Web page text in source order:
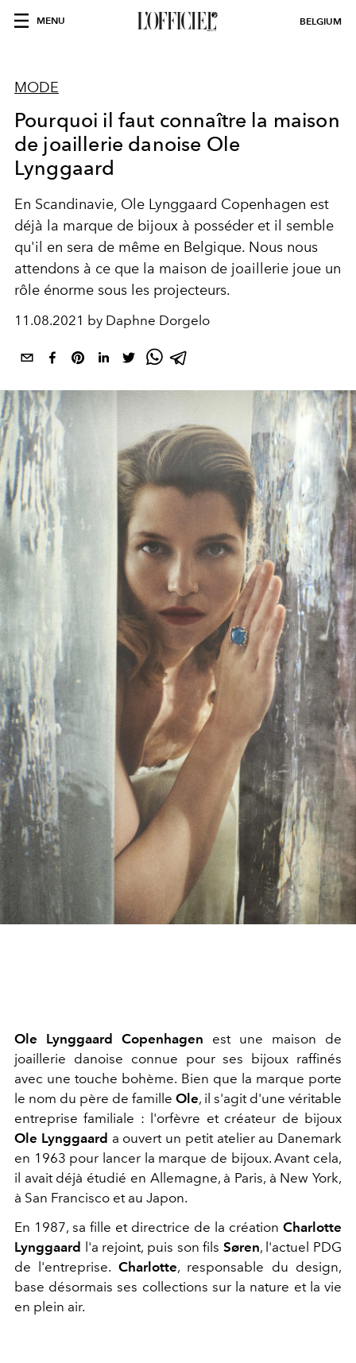
MENU BELGIUM
MODE
Pourquoi il faut connaître la maison
de joaillerie danoise Ole
Lynggaard
En Scandinavie, Ole Lynggaard Copenhagen est
déjà la marque de bijoux à posséder et il semble
qu'il en sera de même en Belgique. Nous nous
attendons à ce que la maison de joaillerie joue un
rôle énorme sous les projecteurs.
11.08.2021 by Daphne Dorgelo
Ole Lynggaard Copenhagen est une maison de
joaillerie danoise connue pour ses bijoux raffinés
avec une touche bohème. Bien que la marque porte
le nom du père de famille Ole, il s'agit d'une véritable
entreprise familiale : l'orfèvre et créateur de bijoux
Ole Lynggaard a ouvert un petit atelier au Danemark
en 1963 pour lancer la marque de bijoux. Avant cela,
il avait déjà étudié en Allemagne, à Paris, à New York,
à San Francisco et au Japon.
En 1987, sa fille et directrice de la création Charlotte
Lynggaard l'a rejoint, puis son fils Søren, l'actuel PDG
de l'entreprise. Charlotte, responsable du design,
base désormais ses collections sur la nature et la vie
en plein air.